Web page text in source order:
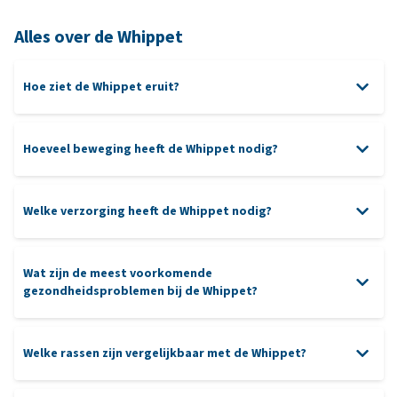
Alles over de Whippet
Hoe ziet de Whippet eruit?
Hoeveel beweging heeft de Whippet nodig?
Welke verzorging heeft de Whippet nodig?
handschoen
Wat zijn de meest voorkomende
gezondheidsproblemen bij de Whippet?
Welke rassen zijn vergelijkbaar met de Whippet?